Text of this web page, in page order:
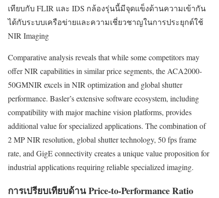
เทียบกับ FLIR และ IDS กล้องรุ่นนี้มีจุดแข็งด้านความเข้ากัน
ได้กับระบบเครือข่ายและความเชี่ยวชาญในการประยุกต์ใช้
NIR Imaging
Comparative analysis reveals that while some competitors may
offer NIR capabilities in similar price segments, the ACA2000-
50GMNIR excels in NIR optimization and global shutter
performance. Basler’s extensive software ecosystem, including
compatibility with major machine vision platforms, provides
additional value for specialized applications. The combination of
2 MP NIR resolution, global shutter technology, 50 fps frame
rate, and GigE connectivity creates a unique value proposition for
industrial applications requiring reliable specialized imaging.
การเปรียบเทียบด้าน Price-to-Performance Ratio